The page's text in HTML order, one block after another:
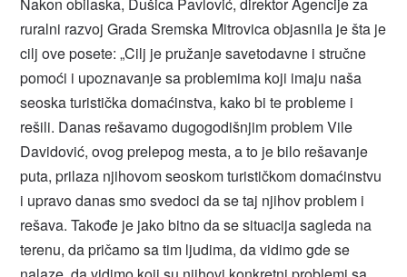
ruralni razvoj Grada Sremska Mitrovica objasnila je šta je
cilj ove posete: „Cilj je pružanje savetodavne i stručne
pomoći i upoznavanje sa problemima koji imaju naša
seoska turistička domaćinstva, kako bi te probleme i
rešili. Danas rešavamo dugogodišnjim problem Vile
Davidović, ovog prelepog mesta, a to je bilo rešavanje
puta, prilaza njihovom seoskom turističkom domaćinstvu
i upravo danas smo svedoci da se taj njihov problem i
rešava. Takođe je jako bitno da se situacija sagleda na
terenu, da pričamo sa tim ljudima, da vidimo gde se